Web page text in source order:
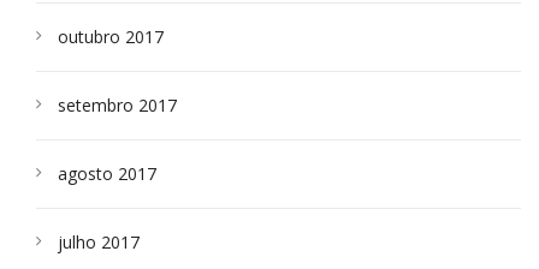
outubro 2017
setembro 2017
agosto 2017
julho 2017